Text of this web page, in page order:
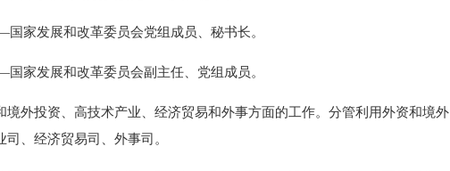
家发展和改革委员会党组成员、秘书长。
家发展和改革委员会副主任、党组成员。
境外投资、高技术产业、经济贸易和外事方面的工作。分管利用外资和境外
、经济贸易司、外事司。